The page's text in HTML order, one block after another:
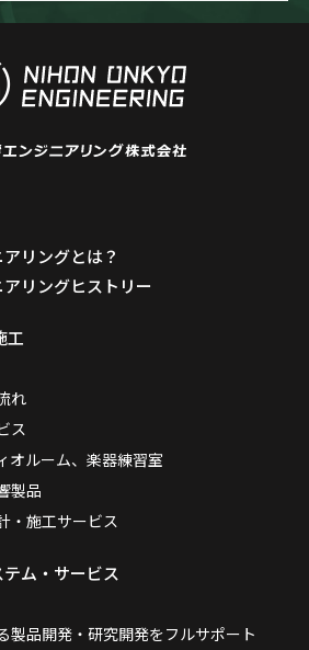
リングとは？
リングヒストリー
工
れ
ス
オルーム、楽器練習室
製品
施工サービス
ム・サービス
製品開発・研究開発をフルサポート